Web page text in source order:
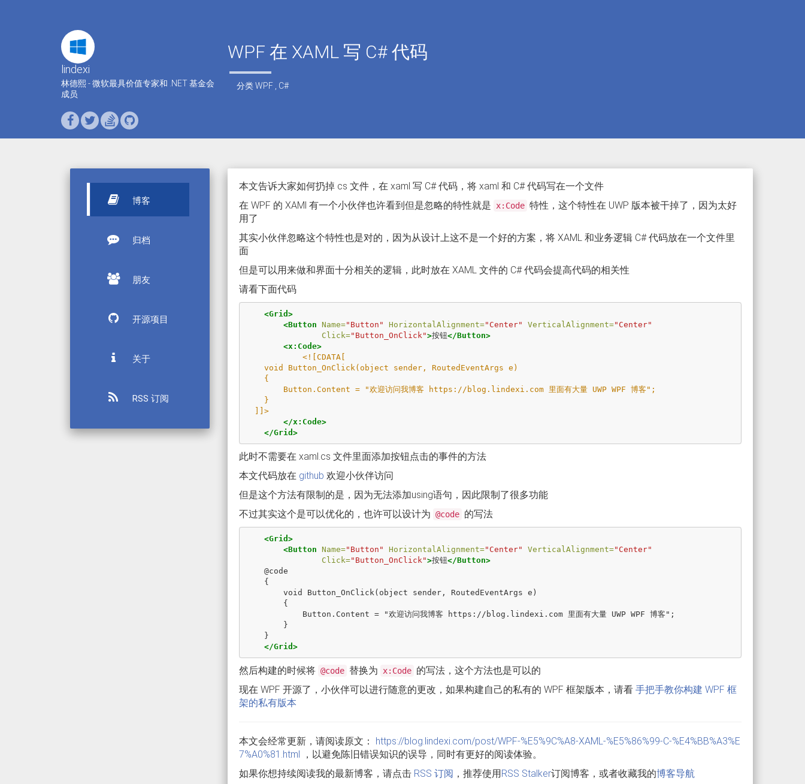
lindexi
林德熙 - 微软最具价值专家和 .NET 基金会
成员
WPF 在 XAML 写 C# 代码
分类WPF, C#
博客
归档
朋友
开源项目
关于
RSS 订阅
本文告诉大家如何扔掉 cs 文件，在 xaml 写 C# 代码，将 xaml 和 C# 代码写在一个文件
在 WPF 的 XAMl 有一个小伙伴也许看到但是忽略的特性就是
x:Code 特性，这个特性在 UWP 版本被干掉了，因为太好
用了
其实小伙伴忽略这个特性也是对的，因为从设计上这不是一个好的方案，将 XAML 和业务逻辑 C# 代码放在一个文件里
面
但是可以用来做和界面十分相关的逻辑，此时放在 XAML 文件的 C# 代码会提高代码的相关性
请看下面代码
<Grid>
<Button Name="Button" HorizontalAlignment="Center" VerticalAlignment="Center"
Click="Button_OnClick">按钮</Button>
<x:Code>
<![CDATA[
  ]]>
</x:Code>
</Grid>
此时不需要在 xaml.cs 文件里面添加按钮点击的事件的方法
本文代码放在 github 欢迎小伙伴访问
但是这个方法有限制的是，因为无法添加using语句，因此限制了很多功能
不过其实这个是可以优化的，也许可以设计为 @code 的写法
<Grid>
<Button Name="Button" HorizontalAlignment="Center" VerticalAlignment="Center"
Click="Button_OnClick">按钮</Button>
</Grid>
然后构建的时候将 @code 替换为 x:Code 的写法，这个方法也是可以的
现在 WPF 开源了，小伙伴可以进行随意的更改，如果构建自己的私有的 WPF 框架版本，请看 手把手教你构建 WPF 框
架的私有版本
本文会经常更新，请阅读原文： https://blog.lindexi.com/post/WPF-%E5%9C%A8-XAML-%E5%86%99-C-%E4%BB%A3%E
7%A0%81.html ，以避免陈旧错误知识的误导，同时有更好的阅读体验。
如果你想持续阅读我的最新博客，请点击 RSS 订阅 ，推荐使用RSS Stalker订阅博客，或者收藏我的博客导航